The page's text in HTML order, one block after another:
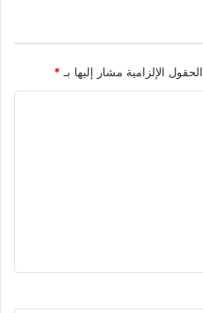
الحقول الإلزامية مشار إليها بـ*